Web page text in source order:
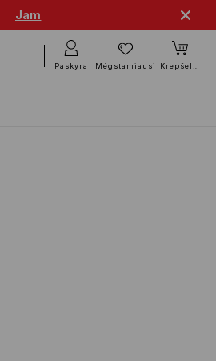
Jam
Paskyra Mėgstamiausi Krepšelis